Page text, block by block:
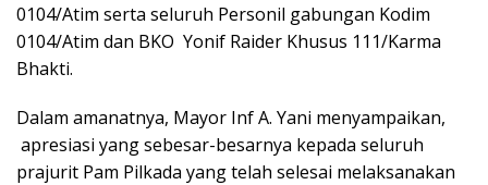
0104/Atim serta seluruh Personil gabungan Kodim
0104/Atim dan BKO Yonif Raider Khusus 111/Karma
Bhakti.
Dalam amanatnya, Mayor Inf A. Yani menyampaikan,
apresiasi yang sebesar-besarnya kepada seluruh
prajurit Pam Pilkada yang telah selesai melaksanakan